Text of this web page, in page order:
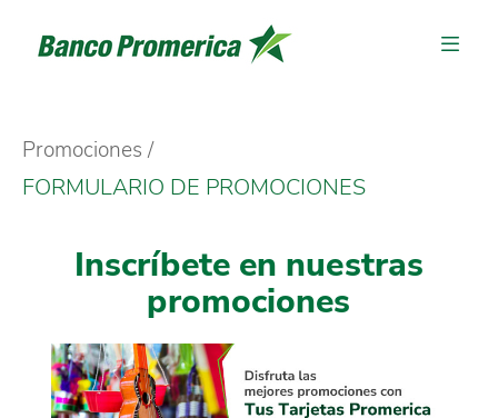
Promociones
FORMULARIO DE PROMOCIONES
Inscríbete en nuestras
promociones